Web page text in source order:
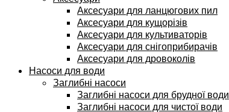
Аксесуари для ланцюгових пил
Аксесуари для кущорізів
Аксесуари для культиваторів
Аксесуари для снігоприбирачів
Аксесуари для дровоколів
Насоси для води
Заглибні насоси
Заглибні насоси для брудної води
Заглибні насоси для чистої води